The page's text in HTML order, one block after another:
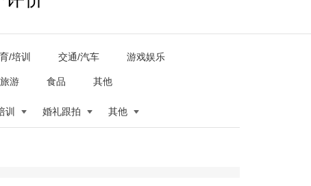
/培训 交通/汽车 游戏娱乐
旅游 食品 其他
训 婚礼跟拍 其他